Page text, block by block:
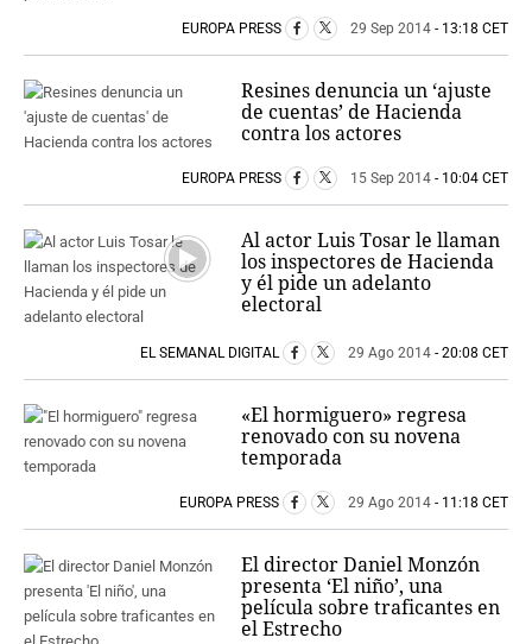
EUROPA PRESS 29 Sep 2014 - 13:18 CET
Resines denuncia un ‘ajuste
de cuentas’ de Hacienda
contra los actores
EUROPA PRESS 15 Sep 2014 - 10:04 CET
Al actor Luis Tosar le llaman
los inspectores de Hacienda
y él pide un adelanto
electoral
EL SEMANAL DIGITAL 29 Ago 2014 - 20:08 CET
«El hormiguero» regresa
renovado con su novena
temporada
EUROPA PRESS 29 Ago 2014 - 11:18 CET
El director Daniel Monzón
presenta ‘El niño’, una
película sobre traficantes en
el Estrecho